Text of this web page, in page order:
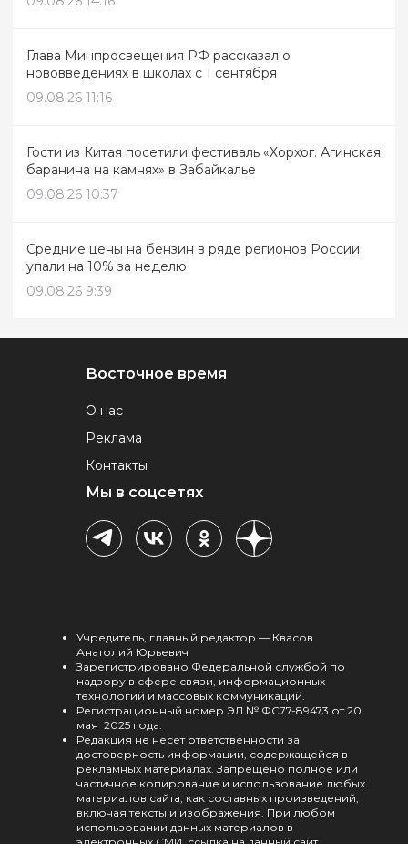
Глава Минпросвещения РФ рассказал о
нововведениях в школах с 1 сентября
09.08.26 11:16
Гости из Китая посетили фестиваль «Хорхог. Агинская
баранина на камнях» в Забайкалье
09.08.26 10:37
Средние цены на бензин в ряде регионов России
упали на 10% за неделю
09.08.26 9:39
Восточное время
О нас
Реклама
Контакты
Мы в соцсетях
Учредитель, главный редактор — Квасов
Анатолий Юрьевич
Зарегистрировано Федеральной службой по
надзору в сфере связи, информационных
технологий и массовых коммуникаций.
Регистрационный номер ЭЛ № ФС77-89473 от 20
мая 2025 года.
Редакция не несет ответственности за
достоверность информации, содержащейся в
рекламных материалах. Запрещено полное или
частичное копирование и использование любых
материалов сайта, как составных произведений,
включая тексты и изображения. При любом
использовании данных материалов в